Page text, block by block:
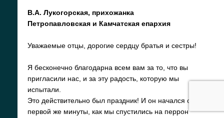
В.А. Лукогорская, прихожанка
Петропавловская и Камчатская епархия
Уважаемые отцы, дорогие сердцу братья и сестры!
Я бесконечно благодарна всем вам за то, что вы
пригласили нас, и за эту радость, которую мы
испытали.
Это действительно был праздник! И он начался с
первой же минуты, как мы спустились на перрон